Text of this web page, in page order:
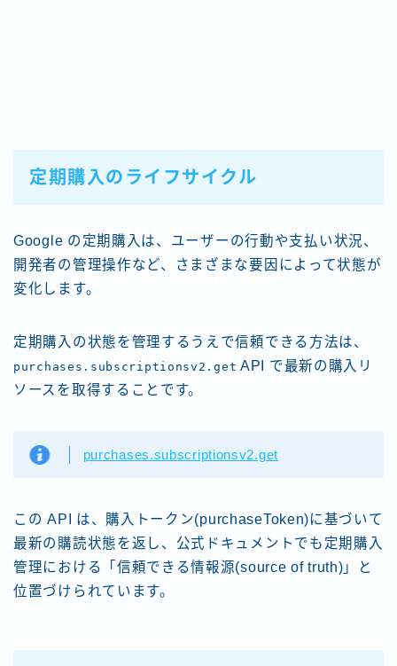
定期購入のライフサイクル
Google の定期購入は、ユーザーの行動や支払い状況、
開発者の管理操作など、さまざまな要因によって状態が
変化します。
定期購入の状態を管理するうえで信頼できる方法は、
purchases.subscriptionsv2.get API で最新の購入リ
ソースを取得することです。
purchases.subscriptionsv2.get
この API は、購入トークン(purchaseToken)に基づいて
最新の購読状態を返し、公式ドキュメントでも定期購入
管理における「信頼できる情報源(source of truth)」と
位置づけられています。